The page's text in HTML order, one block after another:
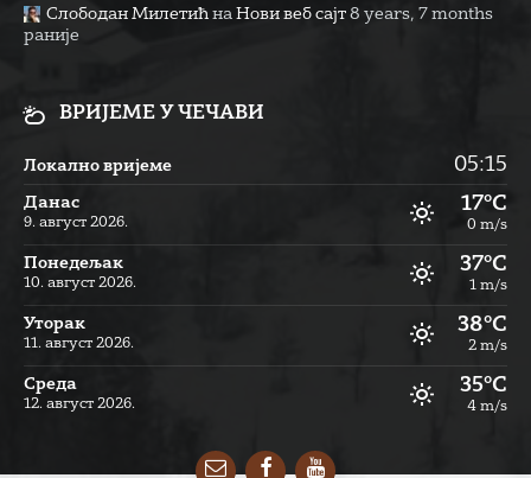
Слободан Милетић на Нови веб сајт 8 years, 7 months
раније
ВРИЈЕМЕ У ЧЕЧАВИ
Локално вријеме 05:15
Данас
9. август 2026.
17°C
0 m/s
Понедељак
10. август 2026.
37°C
1 m/s
Уторак
11. август 2026.
38°C
2 m/s
Cреда
12. август 2026.
35°C
4 m/s
EmailFacebookYouTube